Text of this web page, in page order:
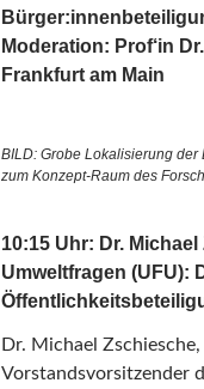
Moderation: Prof‘in
Frankfurt am Main
BILD: Grobe Lokalisierung der
zum Konzept-Raum des
10:15 Uhr: Dr.
Umweltfragen (UFU):
Dr. Michael
Vorstandsvorsitzender